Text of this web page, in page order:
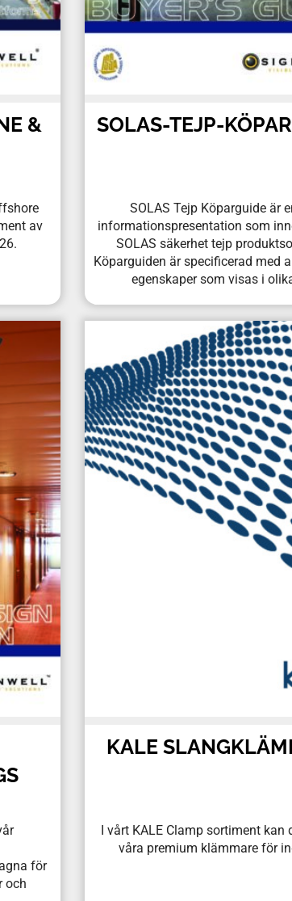
&
av
SOLAS-TEJP-
SOLAS Tejp Köparguide är
informationspresentation som
SOLAS säkerhet tejp produktsortiment.
Köparguiden är specificerad med
egenskaper som visas i
och
KALE
I vårt KALE Clamp sortiment kan
våra premium klämmare för